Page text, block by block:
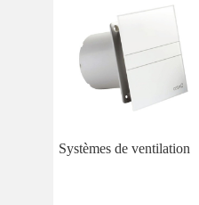
Systèmes de ventilation